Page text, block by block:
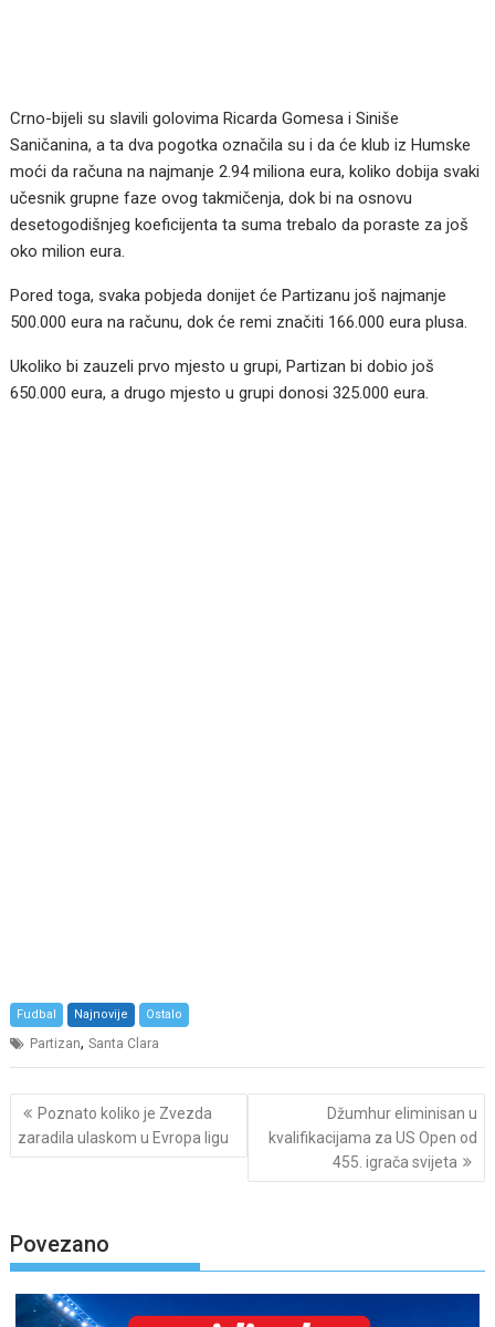
Crno-bijeli su slavili golovima Ricarda Gomesa i Siniše
Saničanina, a ta dva pogotka označila su i da će klub iz Humske
moći da računa na najmanje 2.94 miliona eura, koliko dobija svaki
učesnik grupne faze ovog takmičenja, dok bi na osnovu
desetogodišnjeg koeficijenta ta suma trebalo da poraste za još
oko milion eura.
Pored toga, svaka pobjeda donijet će Partizanu još najmanje
500.000 eura na računu, dok će remi značiti 166.000 eura plusa.
Ukoliko bi zauzeli prvo mjesto u grupi, Partizan bi dobio još
650.000 eura, a drugo mjesto u grupi donosi 325.000 eura.
Fudbal Najnovije Ostalo
Partizan,Santa Clara
Post
navigation
Poznato koliko je Zvezda
zaradila ulaskom u Evropa ligu
Džumhur eliminisan u
kvalifikacijama za US Open od
455. igrača svijeta
Povezano